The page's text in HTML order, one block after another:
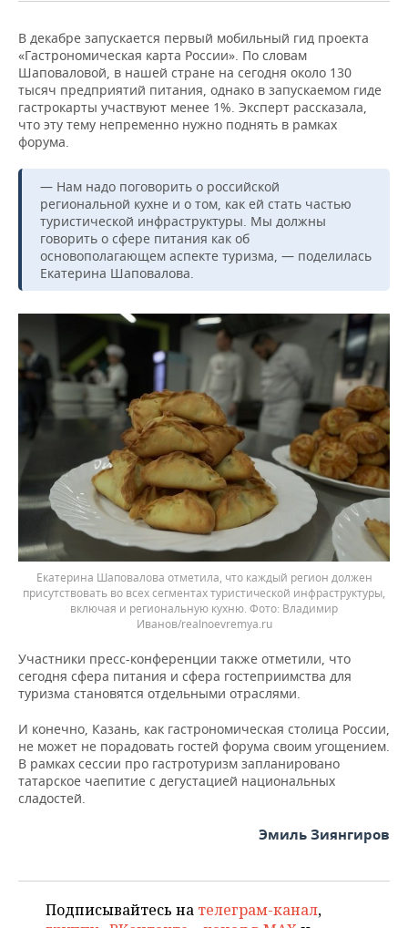
В декабре запускается первый мобильный гид проекта
«Гастрономическая карта России». По словам
Шаповаловой, в нашей стране на сегодня около 130
тысяч предприятий питания, однако в запускаемом гиде
гастрокарты участвуют менее 1%. Эксперт рассказала,
что эту тему непременно нужно поднять в рамках
форума.
— Нам надо поговорить о российской
региональной кухне и о том, как ей стать частью
туристической инфраструктуры. Мы должны
говорить о сфере питания как об
основополагающем аспекте туризма, — поделилась
Екатерина Шаповалова.
Екатерина Шаповалова отметила, что каждый регион должен
присутствовать во всех сегментах туристической инфраструктуры,
включая и региональную кухню.
Владимир
Иванов/realnoevremya.ru
Участники пресс-конференции также отметили, что
сегодня сфера питания и сфера гостеприимства для
туризма становятся отдельными отраслями.
И конечно, Казань, как гастрономическая столица России,
не может не порадовать гостей форума своим угощением.
В рамках сессии про гастротуризм запланировано
татарское чаепитие с дегустацией национальных
сладостей.
Эмиль Зиянгиров
Подписывайтесь на телеграм-канал,